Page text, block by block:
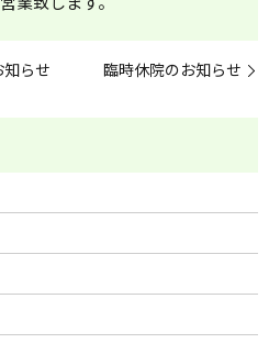
らせ 臨時休院のお知らせ